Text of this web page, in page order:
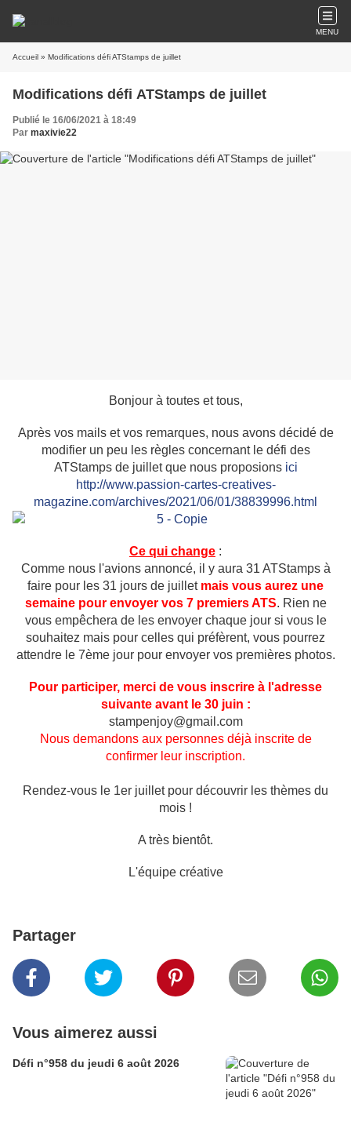
MENU
Accueil » Modifications défi ATStamps de juillet
Modifications défi ATStamps de juillet
Publié le 16/06/2021 à 18:49
Par maxivie22
Bonjour à toutes et tous,
Après vos mails et vos remarques, nous avons décidé de
modifier un peu les règles concernant le défi des
ATStamps de juillet que nous proposions ici
http://www.passion-cartes-creatives-
magazine.com/archives/2021/06/01/38839996.html
Ce qui change :
Comme nous l'avions annoncé, il y aura 31 ATStamps à
faire pour les 31 jours de juilletmais vous aurez une
semaine pour envoyer vos 7 premiers ATS. Rien ne
vous empêchera de les envoyer chaque jour si vous le
souhaitez mais pour celles qui préfèrent, vous pourrez
attendre le 7ème jour pour envoyer vos premières photos.
Pour participer, merci de vous inscrire à l'adresse
suivante avant le 30 juin :
stampenjoy@gmail.com
Nous demandons aux personnes déjà inscrite de
confirmer leur inscription.
Rendez-vous le 1er juillet pour découvrir les thèmes du
mois !
A très bientôt.
L'équipe créative
Partager
Vous aimerez aussi
Défi n°958 du jeudi 6 août 2026